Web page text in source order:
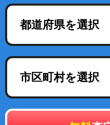
都道府県を選択
市区町村を選択